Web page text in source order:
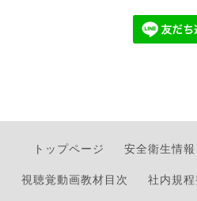
トップページ 安全衛生情報
視聴覚動画教材目次
社内規